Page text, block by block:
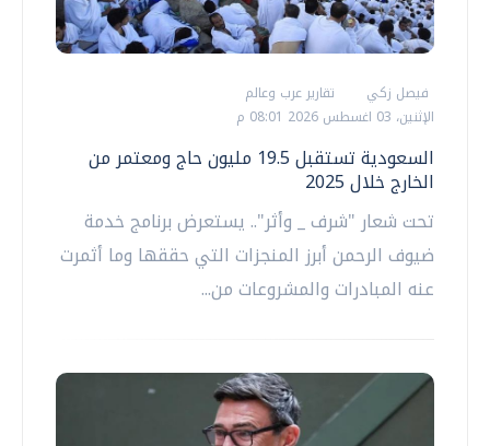
فيصل زكي
تقارير عرب وعالم
الإثنين، 03 اغسطس 2026 08:01 م
السعودية تستقبل 19.5 مليون حاج ومعتمر من
الخارج خلال 2025
تحت شعار "شرف _ وأثر".. يستعرض برنامج خدمة
ضيوف الرحمن أبرز المنجزات التي حققها وما أثمرت
عنه المبادرات والمشروعات من...